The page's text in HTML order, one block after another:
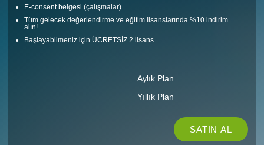
E-consent belgesi (çalışmalar)
Tüm gelecek değerlendirme ve eğitim lisanslarında %10 indirim
alın!
Başlayabilmeniz için ÜCRETSİZ 2 lisans
Aylık Plan
Yıllık Plan
SATIN AL